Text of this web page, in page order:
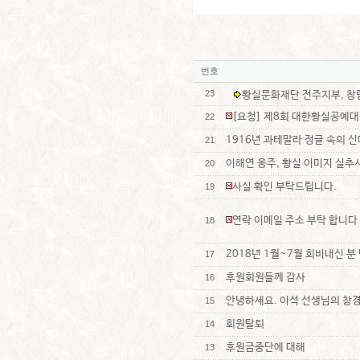
번호
23 황실문화재단 전주지부,
22 [요청] 제8회 대한황실공예
21 1916년 과테말라 정글 속의 신
20 이해연 옹주, 황실 이미지 실추
19 사실 확인 부탁드립니다.
18 연락 이메일 주소 부탁 합니다
17 2018년 1월~7월 회비내신 분
16 후원회원들께 감사
15 안녕하세요. 이석 선생님의 창
14 회원탈퇴
13 후원금중단에 대해